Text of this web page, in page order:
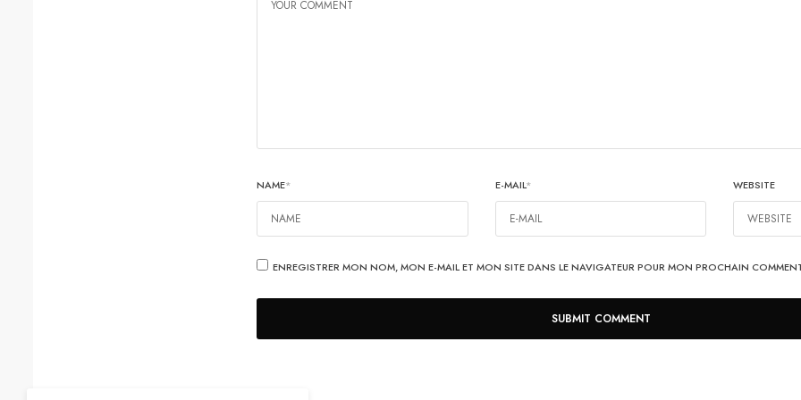
NAME* E-MAIL* WEBSITE
ENREGISTRER MON NOM, MON E-MAIL ET MON SITE DANS LE NAVIGATEUR POUR MON PROCHAIN